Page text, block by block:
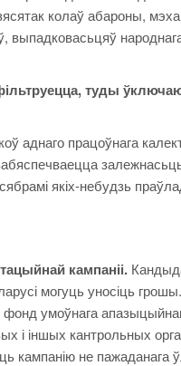
колаў абароны,
выпадковасьцяў
туды
аднаго працоўнага
якіх-небудзь
кампаніі.
могуць уносіць
умоўнага
і іншых кантрольных
кампанію не